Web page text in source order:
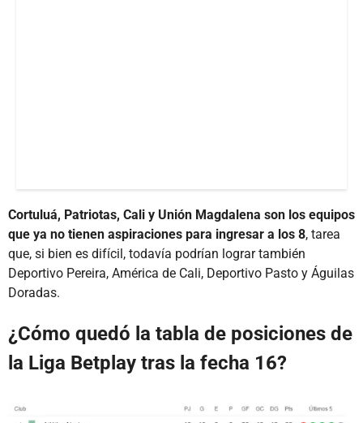
Cortuluá, Patriotas, Cali y Unión Magdalena son los equipos
que ya no tienen aspiraciones para ingresar a los 8, tarea
que, si bien es difícil, todavía podrían lograr también
Deportivo Pereira, América de Cali, Deportivo Pasto y Águilas
Doradas.
¿Cómo quedó la tabla de posiciones de
la Liga Betplay tras la fecha 16?